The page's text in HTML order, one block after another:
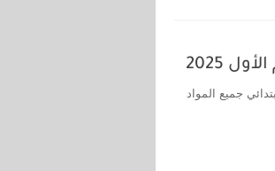
2025
جميع المواد